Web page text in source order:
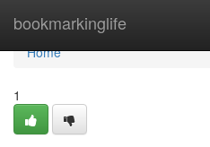
bookmarkinglife
Home
Home
1